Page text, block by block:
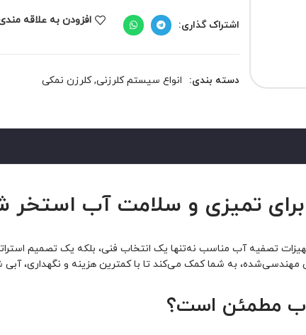
اشتراک گذاری: افزودن به علاقه
دسته بندی: انواع سیستم کلرزنی,کلرزن نمکی
تصفیه آب مناسب نه‌تنها یک انتخاب فنی، بلکه یک تصمیم